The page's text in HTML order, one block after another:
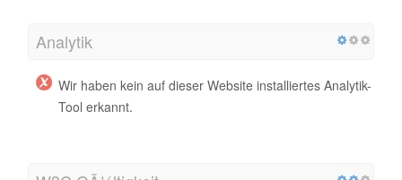
Analytik
Wir haben kein auf dieser Website installiertes Analytik-
Tool erkannt.